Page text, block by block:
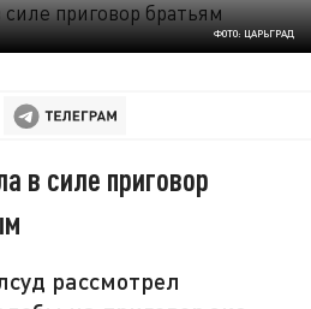
ФОТО: ЦАРЬГРАД
в силе приговор
рассмотрел